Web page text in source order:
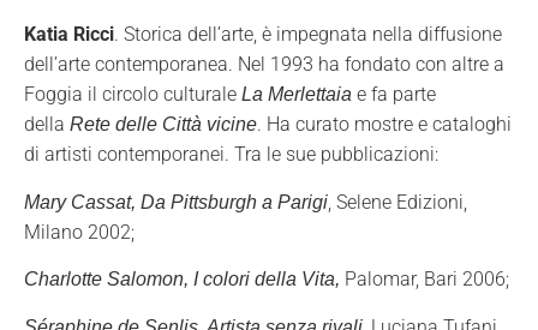
Katia Ricci. Storica dell’arte, è impegnata nella diffusione
dell’arte contemporanea. Nel 1993 ha fondato con altre a
Foggia il circolo culturale La Merlettaia e fa parte
della Rete delle Città vicine. Ha curato mostre e cataloghi
di artisti contemporanei. Tra le sue pubblicazioni:
Mary Cassat, Da Pittsburgh a Parigi , Selene Edizioni,
Milano 2002;
Charlotte Salomon, I colori della Vita, Palomar, Bari 2006;